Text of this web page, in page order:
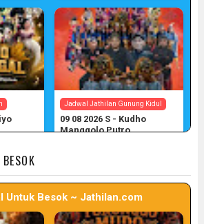
Jadwal Jathilan Gunung Kidul
09 08 2026 S - Kudho
Manggolo Putro
Untuk Besok ~ Jathilan.com